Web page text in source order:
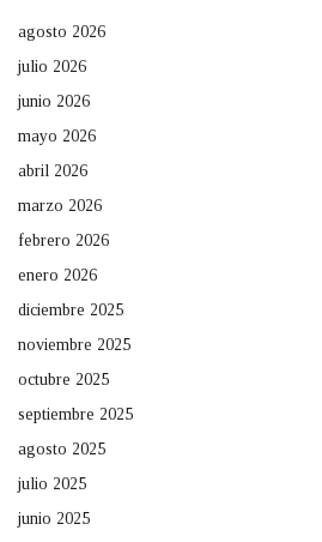
agosto 2026
julio 2026
junio 2026
mayo 2026
abril 2026
marzo 2026
febrero 2026
enero 2026
diciembre 2025
noviembre 2025
octubre 2025
septiembre 2025
agosto 2025
julio 2025
junio 2025